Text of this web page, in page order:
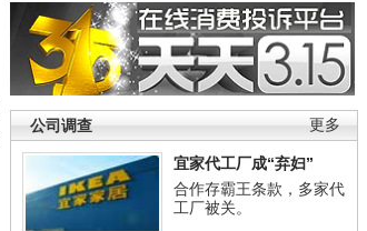
更多
公司调查
宜家代工厂成“弃妇”
合作存霸王条款，多家代
工厂被关。